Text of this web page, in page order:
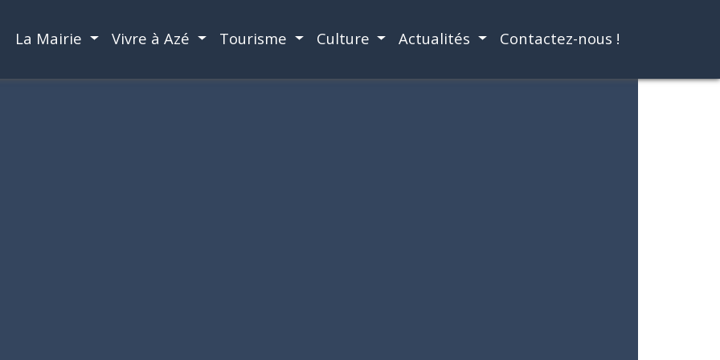
La Mairie Vivre à Azé Tourisme Culture Actualités Contactez-nous !